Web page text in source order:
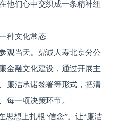
他们心中交织成一条精神纽
种文化常态
观当天。鼎诚人寿北京分公
金融文化建设，通过开展主
廉洁承诺签署等形式，把清
每一项决策环节。
思想上扎根“信念”。让“廉洁